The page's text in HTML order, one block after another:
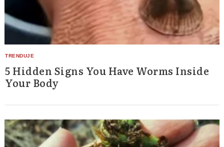
5 Hidden Signs You Have Worms Inside
Your Body